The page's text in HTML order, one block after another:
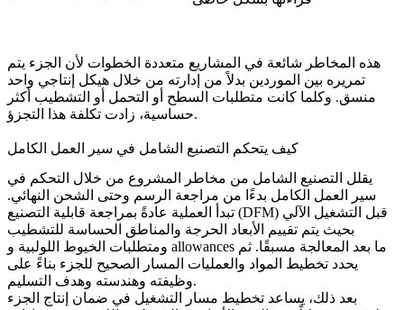
هذه المخاطر شائعة في المشاريع متعددة الخطوات لأن الجزء يتم
تمريره بين الموردين بدلاً من إدارته من خلال هيكل إنتاجي واحد
منسق. وكلما كانت متطلبات السطح أو التحمل أو التشطيب أكثر
حساسية، زادت تكلفة هذا التجزؤ.
كيف يتحكم التصنيع الشامل في سير العمل الكامل
يقلل التصنيع الشامل من مخاطر المشروع من خلال التحكم في
سير العمل الكامل بدءًا من مراجعة الرسم وحتى الشحن النهائي.
تبدأ العملية عادةً بمراجعة قابلية التصنيع (DFM) قبل التشغيل الآلي
بحيث يتم تقييم الأبعاد الحرجة والمناطق الحساسة للتشطيب
ومتطلبات الخيوط اللولبية و allowances ما بعد المعالجة مسبقًا. ثم
يحدد تخطيط المواد والعمليات المسار الصحيح للجزء بناءً على
وظيفته وهندسته وهدف التسليم.
بعد ذلك، يساعد تخطيط مسار التشغيل في ضمان إنتاج الجزء